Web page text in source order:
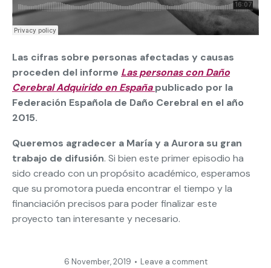
Las cifras sobre personas afectadas y causas
proceden del informe Las personas con Daño
Cerebral Adquirido en Españapublicado por la
Federación Española de Daño Cerebral en el año
2015.
Queremos agradecer a María y a Aurora su gran
trabajo de difusión. Si bien este primer episodio ha
sido creado con un propósito académico, esperamos
que su promotora pueda encontrar el tiempo y la
financiación precisos para poder finalizar este
proyecto tan interesante y necesario.
6 November, 2019 Leave a comment